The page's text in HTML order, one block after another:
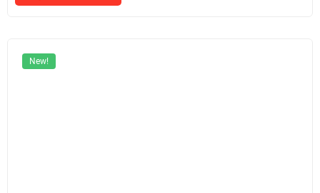
New!